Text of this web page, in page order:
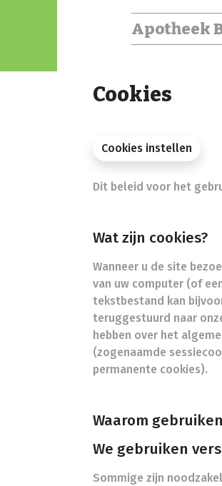
Apotheek
Cookies
Cookies instellen
Dit beleid voor het
Wat zijn cookies?
Wanneer u de site
van uw computer (of
tekstbestand kan
teruggestuurd naar
hebben over het
(zogenaamde
permanente cookies).
Waarom
We gebruiken
Sommige zijn